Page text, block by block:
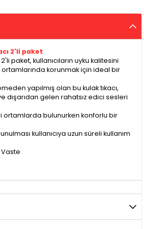
2'li paket
paket, kullanıcıların uyku kalitesini
korunmak için ideal bir
yapılmış olan bu kulak tıkacı,
dışarıdan gelen rahatsız edici sesleri
ortamlarda bulunurken konforlu bir
kullanıcıya uzun süreli kullanım